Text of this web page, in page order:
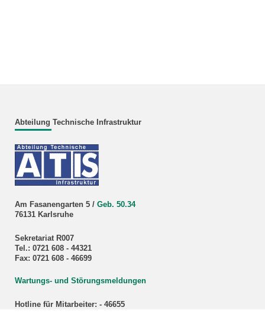
Abteilung Technische Infrastruktur
Am Fasanengarten 5 / Geb. 50.34
76131 Karlsruhe
Sekretariat R007
Tel.: 0721 608 - 44321
Fax: 0721 608 - 46699
Wartungs- und Störungsmeldungen
Hotline für Mitarbeiter: - 46655